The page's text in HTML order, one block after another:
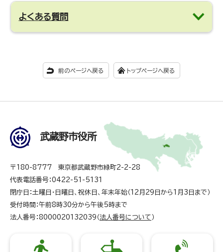
よくある質問
前のページへ戻る トップページへ戻る
武蔵野市役所
〒180-8777 東京都武蔵野市緑町2-2-28
代表電話番号：0422-51-5131
閉庁日：土曜日・日曜日、祝休日、年末年始（12月29日から1月3日まで）
受付時間：午前8時30分から午後5時まで
法人番号：8000020132039（ 法人番号について ）